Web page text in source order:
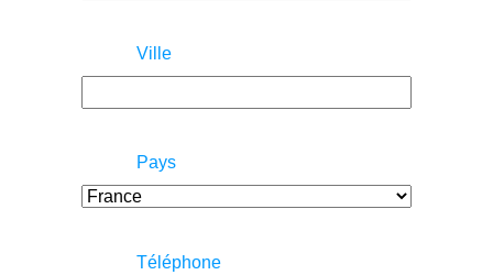
Ville
Pays
Téléphone